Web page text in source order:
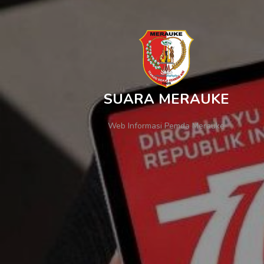
SUARA MERAUKE
Web Informasi Pemda Merauke